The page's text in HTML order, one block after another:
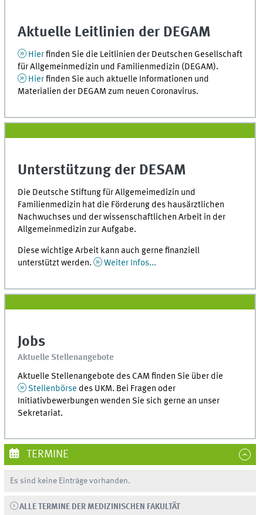
Aktuelle Leitlinien der DEGAM
Hierfinden Sie die Leitlinien der Deutschen Gesellschaft
für Allgemeinmedizin und Familienmedizin (DEGAM).
Hierfinden Sie auch aktuelle Informationen und
Materialien der DEGAM zum neuen Coronavirus.
Unterstützung der DESAM
Die Deutsche Stiftung für Allgemeimedizin und
Familienmedizin hat die Förderung des hausärztlichen
Nachwuchses und der wissenschaftlichen Arbeit in der
Allgemeinmedizin zur Aufgabe.
Diese wichtige Arbeit kann auch gerne finanziell
unterstützt werden.
Weiter Infos...
Jobs
Aktuelle Stellenangebote
Aktuelle Stellenangebote des CAM finden Sie über die
Stellenbörse des UKM. Bei Fragen oder
Initiativbewerbungen wenden Sie sich gerne an unser
Sekretariat.
TERMINE
Es sind keine Einträge vorhanden.
ALLE TERMINE DER MEDIZINISCHEN FAKULTÄT